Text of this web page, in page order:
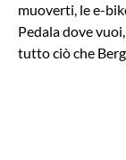
muoverti, le e-
Pedala dove
tutto ciò che